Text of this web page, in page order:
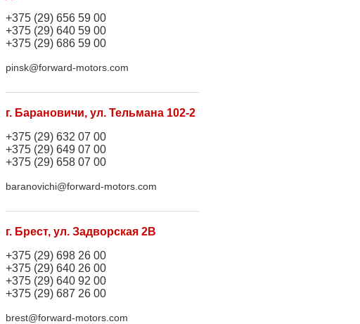
+375 (29) 656 59 00
+375 (29) 640 59 00
+375 (29) 686 59 00
pinsk@forward-motors.com
г. Барановичи, ул. Тельмана 102-2
+375 (29) 632 07 00
+375 (29) 649 07 00
+375 (29) 658 07 00
baranovichi@forward-motors.com
г. Брест, ул. Задворская 2В
+375 (29) 698 26 00
+375 (29) 640 26 00
+375 (29) 640 92 00
+375 (29) 687 26 00
brest@forward-motors.com